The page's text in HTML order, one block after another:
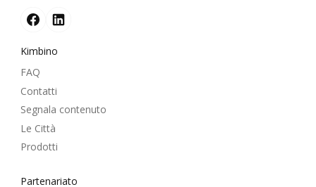
Kimbino
FAQ
Contatti
Segnala contenuto
Le Città
Prodotti
Partenariato